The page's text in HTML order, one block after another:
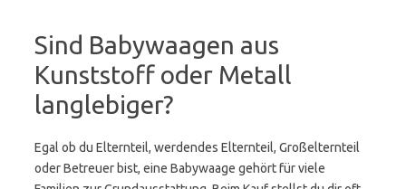
Sind Babywaagen aus
Kunststoff oder Metall
langlebiger?
Egal ob du Elternteil, werdendes Elternteil, Großelternteil
oder Betreuer bist, eine Babywaage gehört für viele